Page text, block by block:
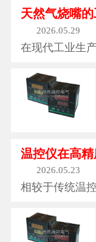
旦出现...
2026.05.29
在现代工业生
工艺的核心动
作为专属的燃
业窑炉、热能
它承担着燃料
能，其...
2026.05.23
相较于传统温
应调控。传统
停设备，温度